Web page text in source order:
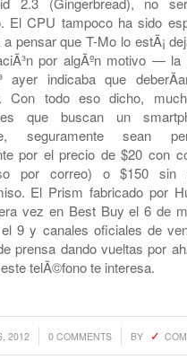
Aunque no
T-Mobile ha estado
baja gama llamado el
finalmente, ha llegado el
de este pequeÃ±o. Con
una cÃ¡mara de
2.3 (Gingerbread), no
El CPU tampoco ha sido
pensar que T-Mo lo estÃ¡
por algÃºn motivo — la
ayer indicaba que
Con todo eso dicho,
que buscan un
seguramente sean
por el precio de $20 con
El Prism fabricado por
vez en Best Buy el 6 de
el 9 y canales oficiales de